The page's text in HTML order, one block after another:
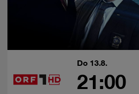
Do 13.8.
21:00